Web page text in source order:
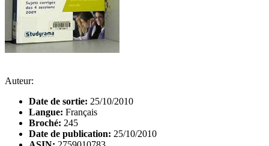
Auteur:
Date de sortie: 25/10/2010
Langue: Français
Broché: 245
Date de publication: 25/10/2010